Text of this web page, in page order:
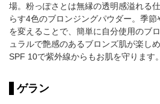
場。粉っぽさとは無縁の透明感溢れる
らす4色のブロンジングパウダー。季
を変えることで、簡単に自分使用のブ
ュラルで艶感のあるブロンズ肌が楽しめ
SPF 10で紫外線からもお肌を守ります。
ゲラン